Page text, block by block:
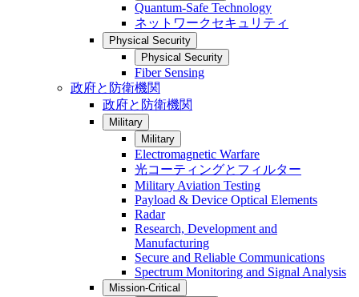
Quantum-Safe Technology
ネットワークセキュリティ
Physical Security
Physical Security
Fiber Sensing
政府と防衛機関
政府と防衛機関
Military
Military
Electromagnetic Warfare
光コーティングとフィルター
Military Aviation Testing
Payload & Device Optical Elements
Radar
Research, Development and
Manufacturing
Secure and Reliable Communications
Spectrum Monitoring and Signal Analysis
Mission-Critical